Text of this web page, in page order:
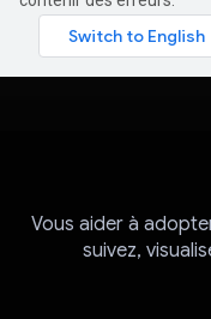
Vous aider à
suivez,